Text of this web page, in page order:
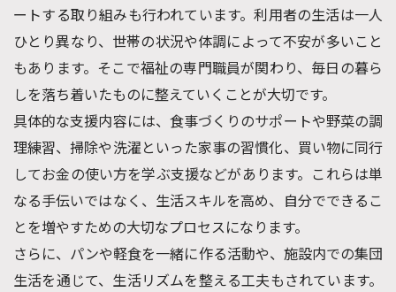
ートする取り組みも行われています。利用者の生活は一人
ひとり異なり、世帯の状況や体調によって不安が多いこと
もあります。そこで福祉の専門職員が関わり、毎日の暮ら
しを落ち着いたものに整えていくことが大切です。
具体的な支援内容には、食事づくりのサポートや野菜の調
理練習、掃除や洗濯といった家事の習慣化、買い物に同行
してお金の使い方を学ぶ支援などがあります。これらは単
なる手伝いではなく、生活スキルを高め、自分でできるこ
とを増やすための大切なプロセスになります。
さらに、パンや軽食を一緒に作る活動や、施設内での集団
生活を通じて、生活リズムを整える工夫もされています。